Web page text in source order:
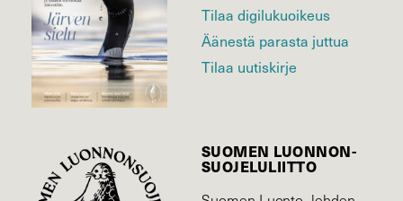
Tilaa digilukuoikeus
Äänestä parasta juttua
Tilaa uutiskirje
SUOMEN LUONNON­
SUOJELU­LIITTO